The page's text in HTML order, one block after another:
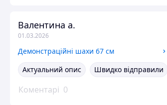
Валентина а.
01.03.2026
Демонстраційні шахи 67 см
Актуальний опис
Швидко відправили
Коментарі 0